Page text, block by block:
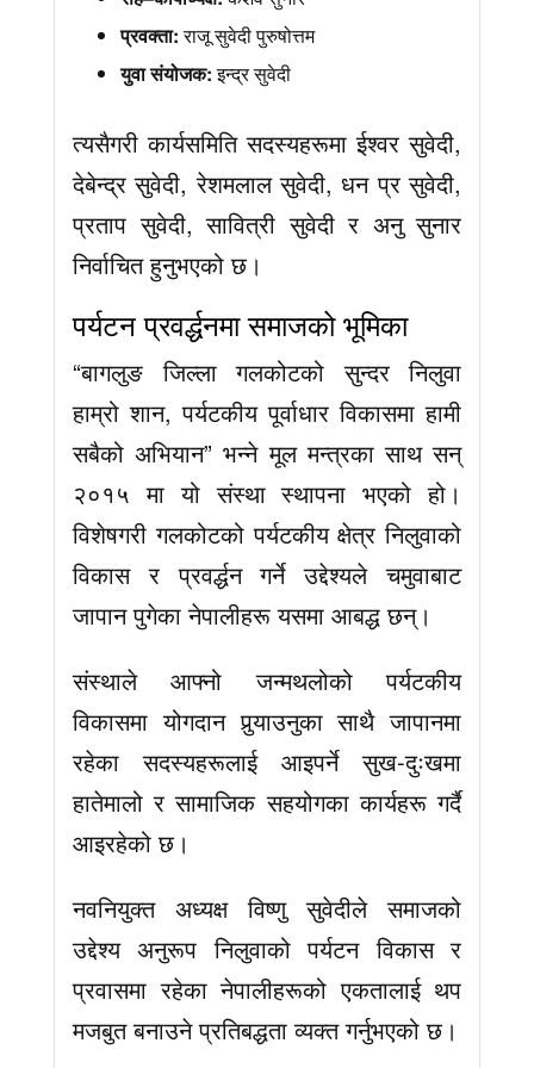
प्रवक्ता:राजू सुवेदी पुरुषोत्तम
युवा संयोजक:इन्द्र सुवेदी
त्यसैगरी कार्यसमिति सदस्यहरूमा ईश्वर सुवेदी,
देबेन्द्र सुवेदी, रेशमलाल सुवेदी, धन प्र सुवेदी,
प्रताप सुवेदी, सावित्री सुवेदी र अनु सुनार
निर्वाचित हुनुभएको छ।
पर्यटन प्रवर्द्धनमा समाजको भूमिका
“बागलुङ जिल्ला गलकोटको सुन्दर निलुवा
हाम्रो शान, पर्यटकीय पूर्वाधार विकासमा हामी
सबैको अभियान” भन्ने मूल मन्त्रका साथ सन्
२०१५ मा यो संस्था स्थापना भएको हो।
विशेषगरी गलकोटको पर्यटकीय क्षेत्र निलुवाको
विकास र प्रवर्द्धन गर्ने उद्देश्यले चमुवाबाट
जापान पुगेका नेपालीहरू यसमा आबद्ध छन्।
संस्थाले आफ्नो जन्मथलोको पर्यटकीय
विकासमा योगदान पुर्‍याउनुका साथै जापानमा
रहेका सदस्यहरूलाई आइपर्ने सुख-दुःखमा
हातेमालो र सामाजिक सहयोगका कार्यहरू गर्दै
आइरहेको छ।
नवनियुक्त अध्यक्ष विष्णु सुवेदीले समाजको
उद्देश्य अनुरूप निलुवाको पर्यटन विकास र
प्रवासमा रहेका नेपालीहरूको एकतालाई थप
मजबुत बनाउने प्रतिबद्धता व्यक्त गर्नुभएको छ।